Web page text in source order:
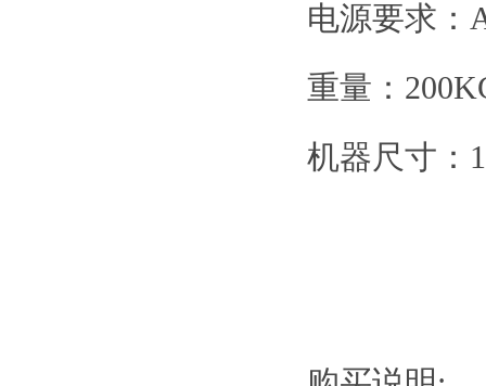
电源要求：
重量：
机器尺寸：